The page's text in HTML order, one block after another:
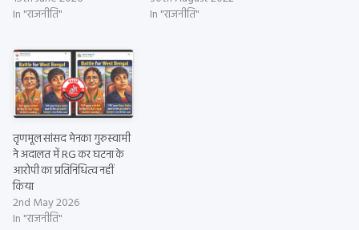
In "राजनीति"
In "राजनीति"
तृणमूल सांसद मेनका गुरुस्वामी
ने अदालत में RG कर घटना के
आरोपी का प्रतिनिधित्व नहीं
किया
2nd May 2026
In "राजनीति"